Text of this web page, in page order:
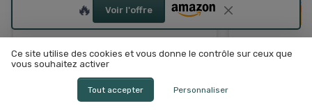
De l'Équipe à la Dream Team
＋ Développe leleadership
Inspiration pour créer unedream team
🔥 Voir l'offre
Ce site utilise des cookies et vous donne le contrôle sur ceux que
vous souhaitez activer
Tout accepter Personnaliser